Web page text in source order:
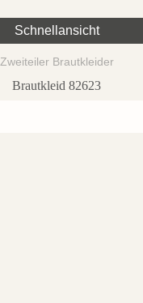
Schnellansicht
Zweiteiler Brautkleider
Brautkleid 82623